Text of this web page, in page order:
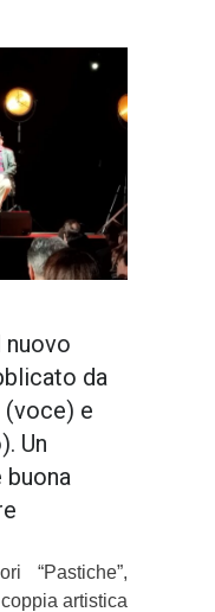
da
(voce) e
Un
“Pastiche”,
artistica